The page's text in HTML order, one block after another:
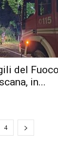
del
in...
4